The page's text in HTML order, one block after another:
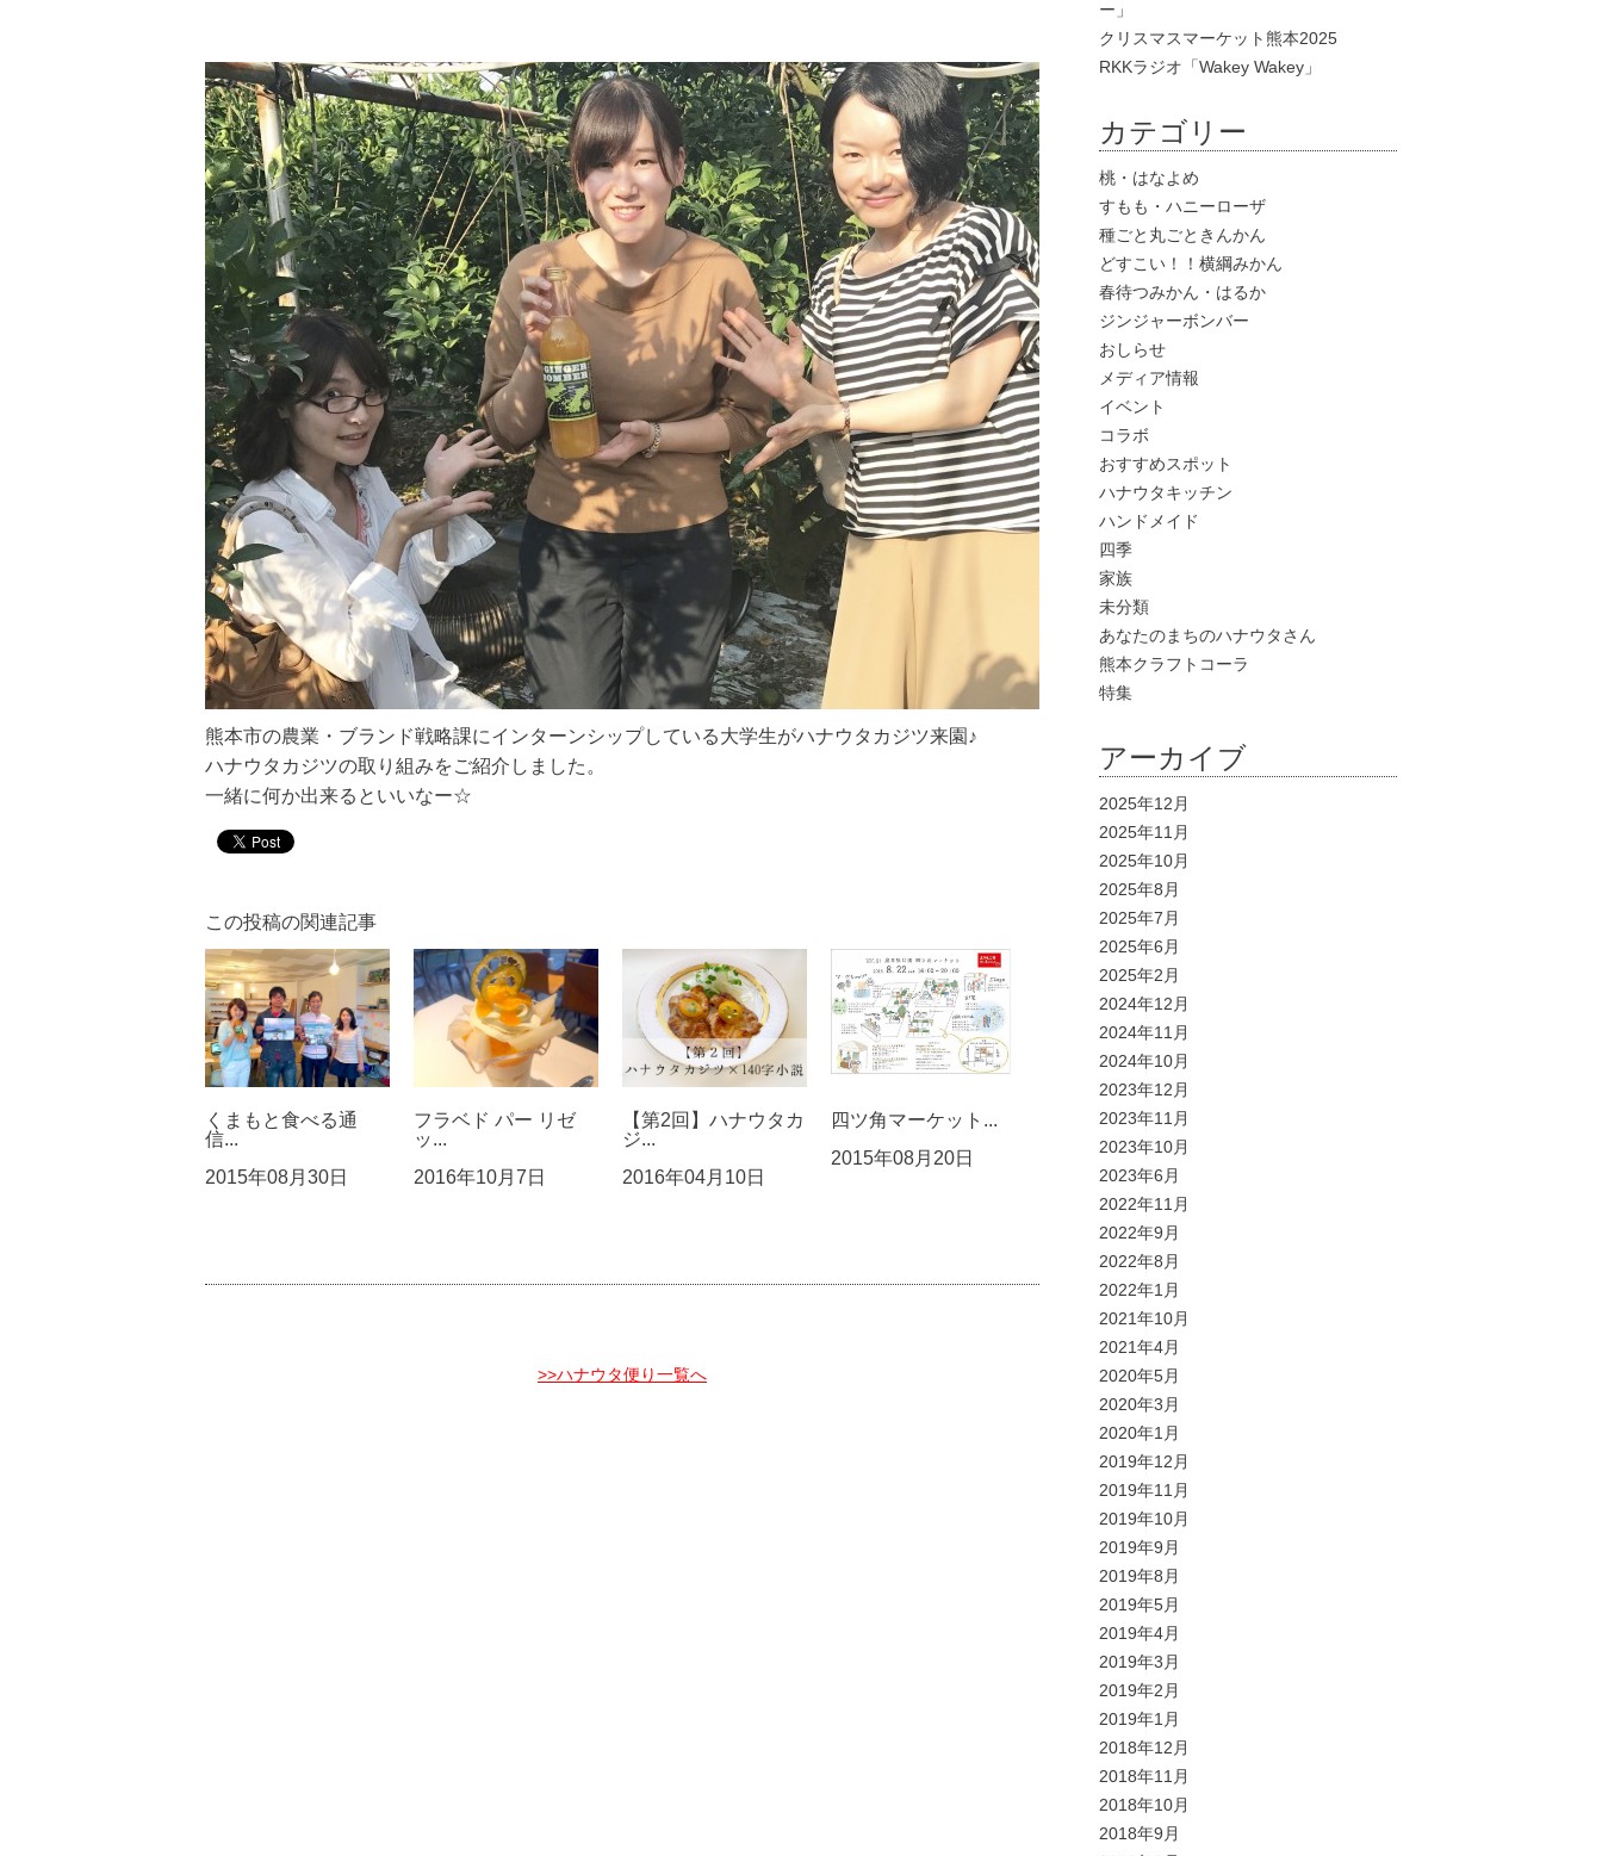
熊本市の農業・ブランド戦略課にインターンシップしている大学生がハナウタカジツ来園♪
ハナウタカジツの取り組みをご紹介しました。
一緒に何か出来るといいなー☆
この投稿の関連記事
くまもと食べる通
信...
2015年08月30日
フラベド パー リゼ
ッ...
2016年10月7日
【第2回】ハナウタカ
ジ...
2016年04月10日
四ツ角マーケット...
2015年08月20日
>>ハナウタ便り一覧へ
ー」
クリスマスマーケット熊本2025
RKKラジオ「Wakey Wakey」
カテゴリー
桃・はなよめ
すもも・ハニーローザ
種ごと丸ごときんかん
どすこい！！横綱みかん
春待つみかん・はるか
ジンジャーボンバー
おしらせ
メディア情報
イベント
コラボ
おすすめスポット
ハナウタキッチン
ハンドメイド
四季
家族
未分類
あなたのまちのハナウタさん
熊本クラフトコーラ
特集
アーカイブ
2025年12月
2025年11月
2025年10月
2025年8月
2025年7月
2025年6月
2025年2月
2024年12月
2024年11月
2024年10月
2023年12月
2023年11月
2023年10月
2023年6月
2022年11月
2022年9月
2022年8月
2022年1月
2021年10月
2021年4月
2020年5月
2020年3月
2020年1月
2019年12月
2019年11月
2019年10月
2019年9月
2019年8月
2019年5月
2019年4月
2019年3月
2019年2月
2019年1月
2018年12月
2018年11月
2018年10月
2018年9月